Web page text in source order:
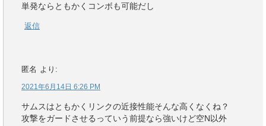
単発ならともかくコンボも可能だし
返信
匿名 より:
2021年6月14日 6:26 PM
サムスはともかくリンクの近接性能そんな高くなくね？
攻撃をガードさせるっていう前提なら強いけど空N以外